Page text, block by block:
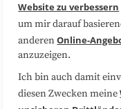
Sitemap
Folgen Sie uns
Website zu verbessern
um mir darauf
anderenOnline-
anzuzeigen.
Ich bin auch damit
diesen Zwecken meine